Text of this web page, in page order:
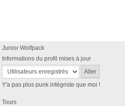
Junior Wolfpack
Informations du profil mises à jour
Y'a pas plus punk intégriste que moi !
Tours